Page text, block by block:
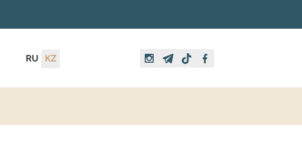
RU KZ